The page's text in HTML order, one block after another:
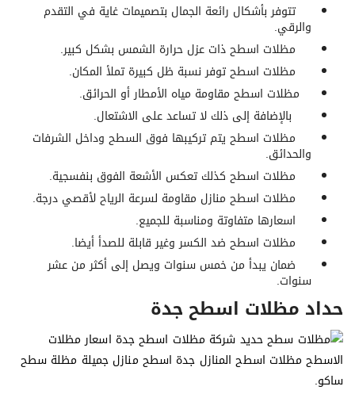
تتوفر بأشكال رائعة الجمال بتصميمات غاية في التقدم
والرقي.
مظلات اسطح ذات عزل حرارة الشمس بشكل كبير.
مظلات اسطح توفر نسبة ظل كبيرة تملأ المكان.
مظلات اسطح مقاومة مياه الأمطار أو الحرائق.
بالإضافة إلى ذلك لا تساعد على الاشتعال.
مظلات اسطح يتم تركيبها فوق السطح وداخل الشرفات
والحدائق.
مظلات اسطح كذلك تعكس الأشعة الفوق بنفسجية.
مظلات اسطح منازل مقاومة لسرعة الرياح لأقصي درجة.
اسعارها متفاوتة ومناسبة للجميع.
مظلات اسطح ضد الكسر وغير قابلة للصدأ أيضا.
ضمان يبدأ من خمس سنوات ويصل إلى أكثر من عشر
سنوات.
حداد مظلات اسطح جدة